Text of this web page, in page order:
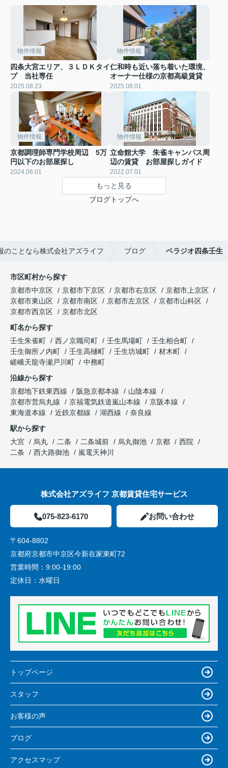
物件情報
四条大宮エリア、３ＬＤＫタイ
プ 当社専任
2025.08.23
物件情報
仁和時も近い落ち着いた環境、
オーナー仕様の京都高級賃貸
2025.08.01
物件情報
京都調理師専門学校周辺 5万
円以下のお部屋探し
2024.06.01
物件情報
立命館大学 朱雀キャンパス周
辺の賃貸 お部屋探しガイド
2022.07.01
もっと見る
ブログトップへ
のことなら株式会社アズライフ ブログ ベラジオ四条壬生
市区町村から探す
京都市中京区
京都市下京区 京都市右京区
京都市上京区
京都市東山区
京都市南区 京都市左京区
京都市山科区
京都市西京区
京都市北区
町名から探す
壬生朱雀町
西ノ京職司町 壬生馬場町
壬生相合町
壬生御所ノ内町
壬生高樋町 壬生坊城町
材木町
嵯峨天龍寺瀬戸川町
中務町
沿線から探す
京都地下鉄東西線
阪急京都本線
山陰本線
京都市営烏丸線
京福電気鉄道嵐山本線
京阪本線
東海道本線
近鉄京都線 湖西線
奈良線
駅から探す
大宮
烏丸 二条 二条城前 烏丸御池 京都
西院
二条
西大路御池 嵐電天神川
株式会社アズライフ 京都賃貸住宅サービス
075-823-6170 お問い合わせ
〒604-8802
京都府京都市中京区今新在家東町72
営業時間： 9:00-19:00
定休日： 水曜日
トップページ
スタッフ
お客様の声
ブログ
アクセスマップ